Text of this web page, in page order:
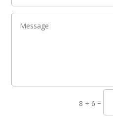
8 + 6 =